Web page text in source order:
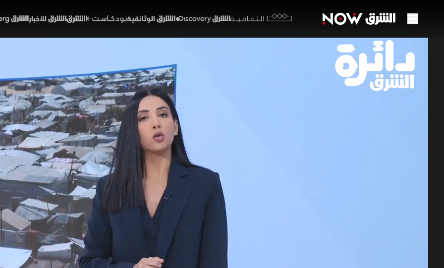
الثقافية
48:24 سياسة
أعلنت حماس حل حكومتها في غزة واستعدادها لنقل المهام
قالت إنها تهدف إلى إزالة الذرائع أمام إسرائيل ودفع جهود وقف
السلاح والفساد والنفوذ الإيراني بعد رفض عراقي لطلبات إيرانية
برامج الشرق الإخبارية دائرة الشرق ميراشا غازي حركة حماس غزة الحرب على غزة إسرائيل